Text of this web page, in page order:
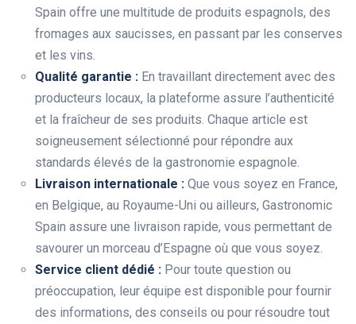
Spain offre une multitude de produits espagnols, des
fromages aux saucisses, en passant par les conserves
et les vins.
Qualité garantie : En travaillant directement avec des
producteurs locaux, la plateforme assure l’authenticité
et la fraîcheur de ses produits. Chaque article est
soigneusement sélectionné pour répondre aux
standards élevés de la gastronomie espagnole.
Livraison internationale : Que vous soyez en France,
en Belgique, au Royaume-Uni ou ailleurs, Gastronomic
Spain assure une livraison rapide, vous permettant de
savourer un morceau d’Espagne où que vous soyez.
Service client dédié : Pour toute question ou
préoccupation, leur équipe est disponible pour fournir
des informations, des conseils ou pour résoudre tout